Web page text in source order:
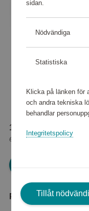
188 080 poäng
eller
2 351 kr
Produktbeskrivning
sidan.
Nödvändiga
Statistiska
Klicka på länken för
och andra tekniska
behandlar
Integritetspolicy
Tillåt